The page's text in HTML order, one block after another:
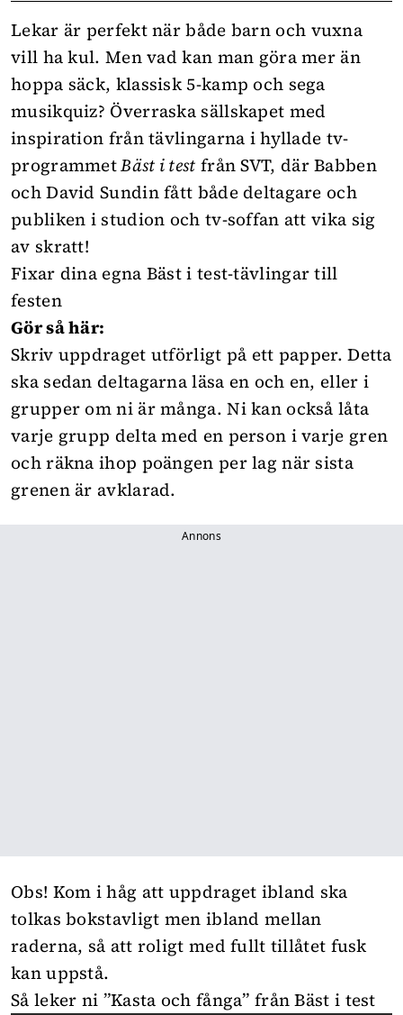
Lekar är perfektnär både barn och vuxna
vill ha kul. Men vad kan man göra mer än
hoppa säck, klassisk 5-kamp och sega
musikquiz? Överraska sällskapet med
inspiration från tävlingarna i hyllade tv-
programmetBäst i test från SVT, där Babben
och David Sundin fått både deltagare och
publiken i studion och tv-soffan att vika sig
av skratt!
Fixar dina egna Bäst i test-tävlingar till
festen
Gör så här:
Skriv uppdraget utförligt på ett papper. Detta
ska sedan deltagarna läsa en och en, eller i
grupper om ni är många. Ni kan också låta
varje grupp delta med en person i varje gren
och räkna ihop poängen per lag när sista
grenen är avklarad.
Annons
Obs! Kom i håg att uppdraget ibland ska
tolkas bokstavligt men ibland mellan
raderna, så att roligt med fullt tillåtet fusk
kan uppstå.
Så leker ni ”Kasta och fånga” från Bäst i test